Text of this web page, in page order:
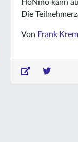
HoNino kann
Die
Von Frank